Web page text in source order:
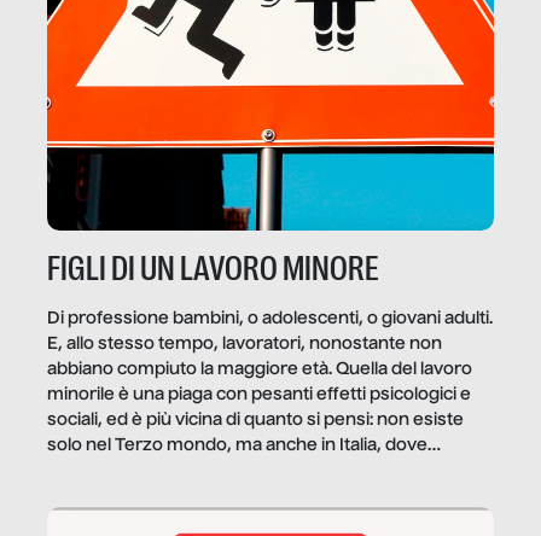
FIGLI DI UN LAVORO MINORE
Di professione bambini, o adolescenti, o giovani adulti.
E, allo stesso tempo, lavoratori, nonostante non
abbiano compiuto la maggiore età. Quella del lavoro
minorile è una piaga con pesanti effetti psicologici e
sociali, ed è più vicina di quanto si pensi: non esiste
solo nel Terzo mondo, ma anche in Italia, dove